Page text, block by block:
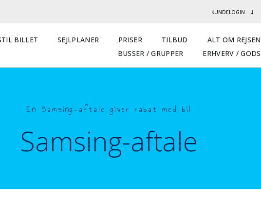
KUNDELOGIN
BILLET SEJLPLANER PRISER TILBUD
ALT OM REJSEN
BUSSER / GRUPPER
ERHVERV / GODS
En Samsing-aftale giver rabat med bil
Samsing-aftale